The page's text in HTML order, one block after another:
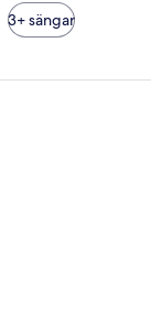
3+ sängar
Ett sovrum